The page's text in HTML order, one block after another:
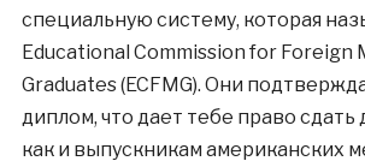
специальную систему, которая
Educational Commission for Foreign
Graduates (ECFMG). Они
диплом, что дает тебе право сдать
как и выпускникам американских